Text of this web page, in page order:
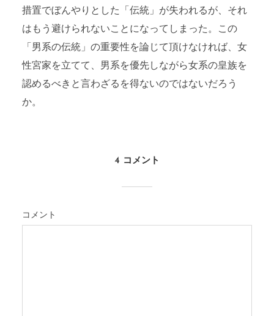
措置でぼんやりとした「伝統」が失われるが、それ
はもう避けられないことになってしまった。この
「男系の伝統」の重要性を論じて頂けなければ、女
性宮家を立てて、男系を優先しながら女系の皇族を
認めるべきと言わざるを得ないのではないだろう
か。
4 コメント
コメント